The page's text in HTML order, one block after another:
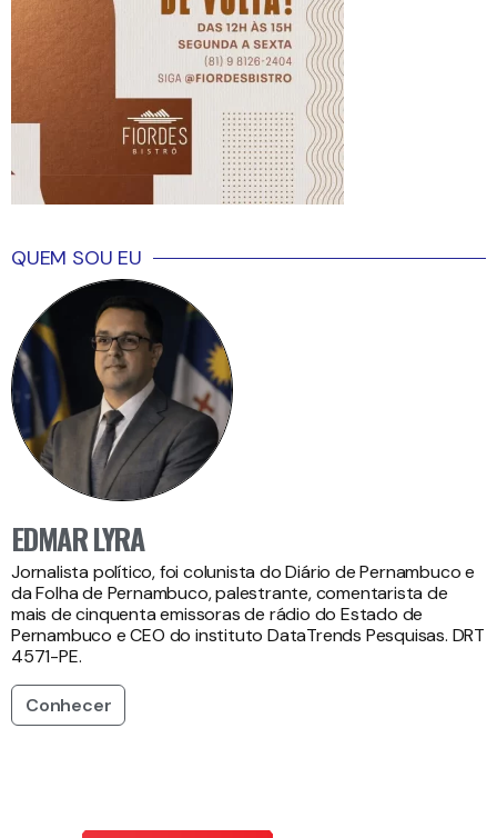
QUEM SOU EU
EDMAR LYRA
Jornalista político, foi colunista do Diário de Pernambuco e
da Folha de Pernambuco, palestrante, comentarista de
mais de cinquenta emissoras de rádio do Estado de
Pernambuco e CEO do instituto DataTrends Pesquisas. DRT
4571-PE.
Conhecer